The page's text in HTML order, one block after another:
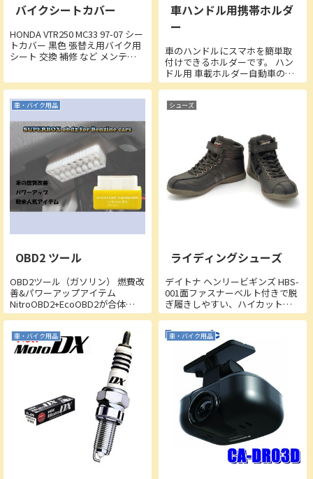
バイクシートカバー
HONDA VTR250 MC33 97-07 シー
トカバー 黒色 張替え用バイク用
シート 交換 補修 など メンテナ
MC33 97-07・カラー：ブラック
（黒）・材質...
車ハンドル用携帯ホルダ
ー
車のハンドルにスマホを簡単取
付けできるホルダーです。 ハン
ドル用 車載ホルダー自動車のハ
ンドル(ステアリングホイール)に
なiPhone/スマートフォン用車載
車・バイク用品
OBD2 ツール
OBD2ツール（ガソリン） 燃費改
善&パワーアップアイテム
NitroOBD2+EcoOBD2が合体
SuperBox ガソリン車専用 LP-
ガソリン車の燃費改善+パワーア
ップを可能にします。燃...
シューズ
ライディングシューズ
デイトナ ヘンリービギンズ HBS-
001面ファスナーベルト付きで脱
ぎ履きしやすい、ハイカットス
ニーカータイプ。セイフティー
シューズ同等強度のつま先鉄芯
入りシューズ。■商品素材・ア
ッパー：ポリウレタン合成皮革
（PU）・ランニング：ポリエス
車・バイク用品 車・バイク用品